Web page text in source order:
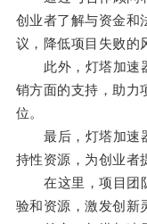
创业者了解与资金和
议，降低项目失败的
此外，灯塔加速器
销方面的支持，助力
位。
最后，灯塔加速器
持性资源，为创业者
在这里，项目团队
验和资源，激发创新